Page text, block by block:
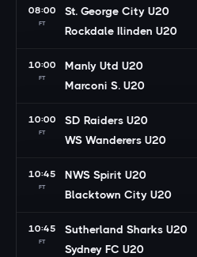
08:00
FT
St. George City U20
Rockdale Ilinden U20
10:00
FT
Manly Utd U20
Marconi S. U20
10:00
FT
SD Raiders U20
WS Wanderers U20
10:45
FT
NWS Spirit U20
Blacktown City U20
10:45
FT
Sutherland Sharks U20
Sydney FC U20